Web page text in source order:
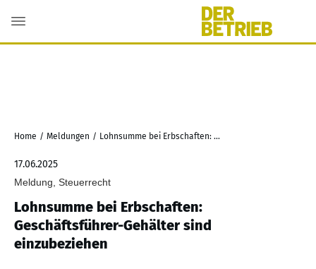
Home / Meldungen / Lohnsumme bei Erbschaften: Geschäftsführer-Gehälter sind einzubeziehen
17.06.2025
Meldung, Steuerrecht
Lohnsumme bei Erbschaften:
Geschäftsführer-Gehälter sind
einzubeziehen